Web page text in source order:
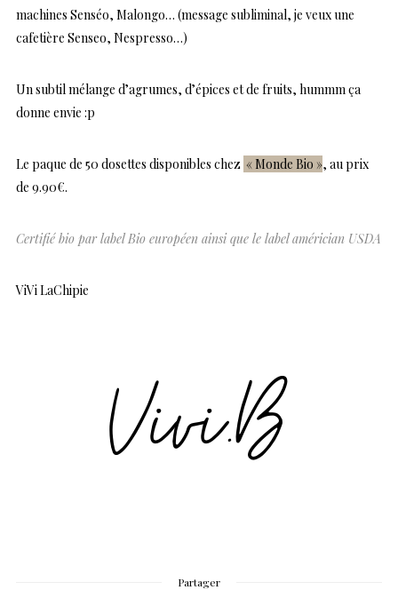
machines Senséo, Malongo… (message subliminal, je veux une
cafetière Senseo, Nespresso…)
Un subtil mélange d’agrumes, d’épices et de fruits, hummm ça
donne envie :p
Le paque de 50 dosettes disponibles chez « Monde Bio », au prix
de 9.90€.
Certifié bio par label Bio européen ainsi que le label américian USDA
ViVi LaChipie
Partager